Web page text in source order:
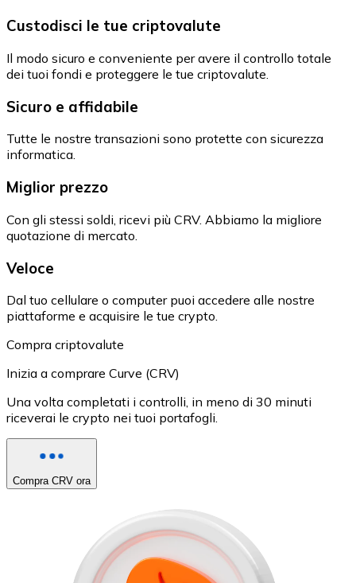
Custodisci le tue criptovalute
Il modo sicuro e conveniente per avere il controllo totale
dei tuoi fondi e proteggere le tue criptovalute.
Sicuro e affidabile
Tutte le nostre transazioni sono protette con sicurezza
informatica.
Miglior prezzo
Con gli stessi soldi, ricevi più CRV. Abbiamo la migliore
quotazione di mercato.
Veloce
Dal tuo cellulare o computer puoi accedere alle nostre
piattaforme e acquisire le tue crypto.
Compra criptovalute
Inizia a comprare Curve (CRV)
Una volta completati i controlli, in meno di 30 minuti
riceverai le crypto nei tuoi portafogli.
Compra CRV ora